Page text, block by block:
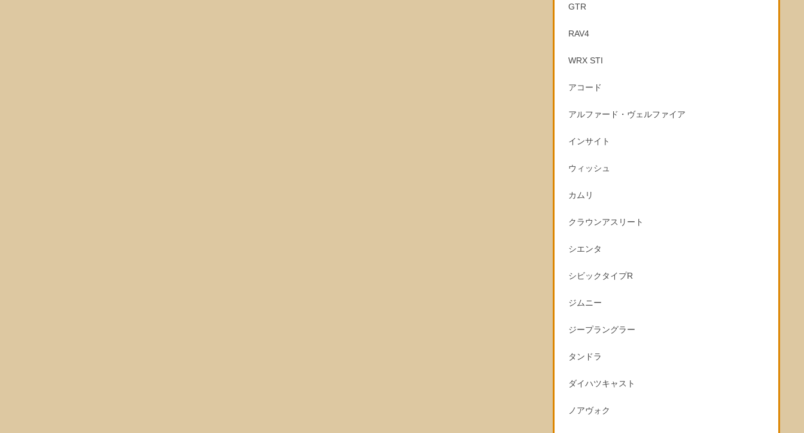
GTR
RAV4
WRX STI
アコード
アルファード・ヴェルファイア
インサイト
ウィッシュ
カムリ
クラウンアスリート
シエンタ
シビックタイプR
ジムニー
ジープラングラー
タンドラ
ダイハツキャスト
ノアヴォク